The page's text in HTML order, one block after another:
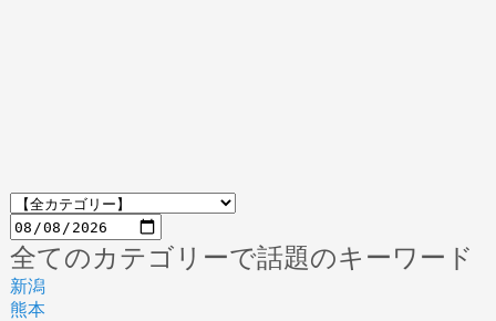
全てのカテゴリーで話題のキーワード
新潟
熊本